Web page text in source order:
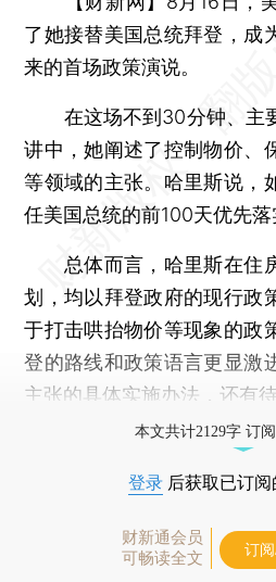
了她接替美国总统拜登，成
来的首场政策演说。
在这场不到30分钟、主
讲中，她阐述了控制物价、
等领域的主张。哈里斯说，
任美国总统的前100天优先落
总体而言，哈里斯在住
划，均以拜登政府的现行政
于打击哄抬物价等现象的政
登的路线和政策语言更显激
主张的具体实施办法，还有
本文共计2129字 订
登录 后获取已订
财新通会员
可畅读全文
订